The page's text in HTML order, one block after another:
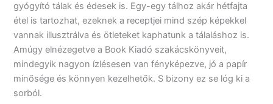
gyógyító tálak és édesek is. Egy-egy tálhoz akár hétfajta
étel is tartozhat, ezeknek a receptjei mind szép képekkel
vannak illusztrálva és ötleteket kaphatunk a tálaláshoz is.
Amúgy elnézegetve a Book Kiadó szakácskönyveit,
mindegyik nagyon ízlésesen van fényképezve, jó a papír
minősége és könnyen kezelhetők. S bizony ez se lóg ki a
sorból.